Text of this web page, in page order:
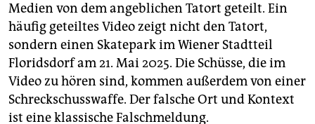
Medien von dem angeblichen Tatort geteilt. Ein
häufig geteiltes Video zeigt nicht den Tatort,
sondern einen Skatepark im Wiener Stadtteil
Floridsdorf am 21. Mai 2025. Die Schüsse, die im
Video zu hören sind, kommen außerdem von einer
Schreckschusswaffe. Der falsche Ort und Kontext
ist eine klassische Falschmeldung.